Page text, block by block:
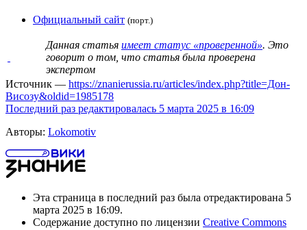
Официальный сайт (порт.)
Данная статья имеет статус «проверенной». Это
говорит о том, что статья была проверена
экспертом
Источник — https://znanierussia.ru/articles/index.php?title=Дон-
Висозу&oldid=1985178
Последний раз редактировалась 5 марта 2025 в 16:09
Авторы: Lokomotiv
Эта страница в последний раз была отредактирована 5
марта 2025 в 16:09.
Содержание доступно по лицензии Creative Commons